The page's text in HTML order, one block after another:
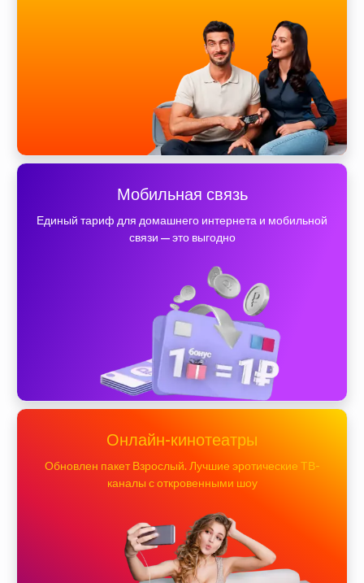
Мобильная связь
Единый тариф для домашнего интернета и мобильной
связи — это выгодно
Онлайн-кинотеатры
Обновлен пакет Взрослый. Лучшие эротические ТВ-
каналы с откровенными шоу